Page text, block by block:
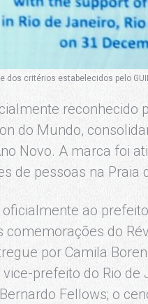
critérios estabelecidos pelo
reconhecido
do Mundo,
Novo. A marca foi
de pessoas na Praia
ao
comemorações do
por Camila
prefeito do Rio de
Fellows; o